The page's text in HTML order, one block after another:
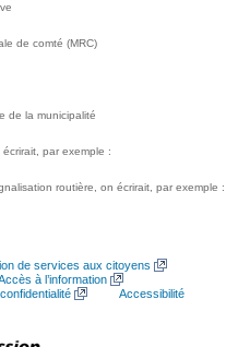
de comté (MRC)
de la municipalité
par exemple :
routière, on écrirait, par exemple :
de services aux citoyens
à l’information
Accessibilité